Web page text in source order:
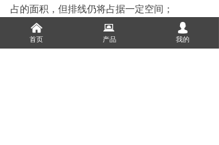
占的面积，但排线仍将占据一定空间；
✓ COG工艺是将IC芯片、FPC排线均放置在屏
幕的背板玻璃上，IC和排线将占据相当一部分
낀
首页
뀵
产品
넙
我的